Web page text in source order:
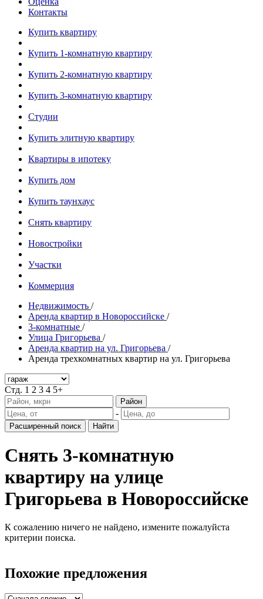
Контакты
Купить квартиру
Купить 1-комнатную квартиру
Купить 2-комнатную квартиру
Купить 3-комнатную квартиру
Студии
Купить элитную квартиру
Квартиры в ипотеку
Купить дом
Купить таунхаус
Снять квартиру
Новостройки
Участки
Коммерция
Недвижимость /
Аренда квартир в Новороссийске /
3-комнатные /
Улица Григорьева /
Аренда квартир на ул. Григорьева /
Аренда трехкомнатных квартир на ул. Григорьева
Стд. 1 2 3 4 5+
Район
-
Расширенный поиск Найти
Снять 3-комнатную
квартиру на улице
Григорьева в Новороссийске
К сожалению ничего не найдено, измените пожалуйста
критерии поиска.
Похожие предложения